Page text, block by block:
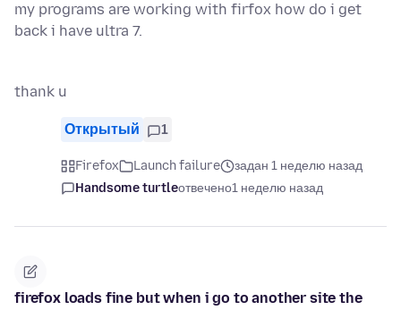
my programs are working with firfox how do i get
back i have ultra 7.
thank u
Открытый 1
Firefox Launch failure
задан 1 неделю назад
Handsome turtleотвечено1 неделю назад
firefox loads fine but when i go to another site the